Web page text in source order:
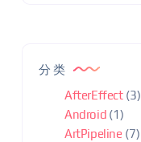
分类
AfterEffect(3)
Android (1)
ArtPipeline (7)